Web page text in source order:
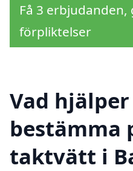
Få 3
förpliktelser
Vad
bestämma
taktvätt i